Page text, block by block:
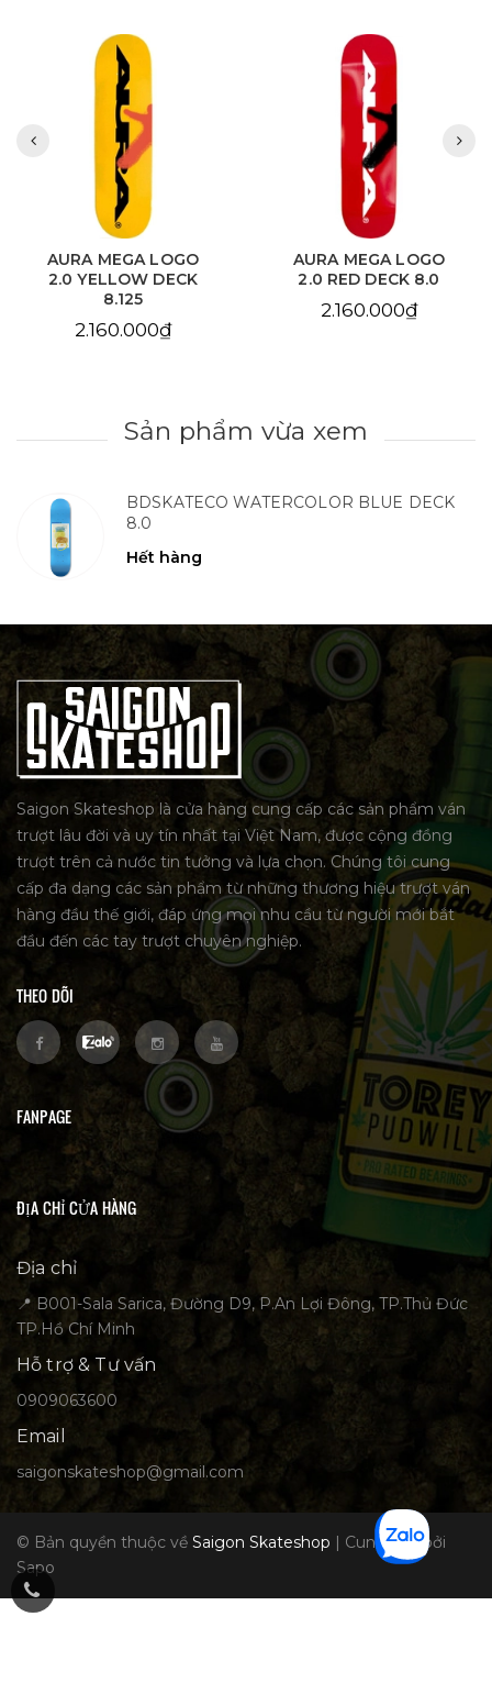
AURA MEGA LOGO
2.0 YELLOW DECK
8.125
2.160.000₫
AURA MEGA LOGO
2.0 RED DECK 8.0
2.160.000₫
Sản phẩm vừa xem
BDSKATECO WATERCOLOR BLUE DECK
8.0
Hết hàng
Saigon Skateshop là cửa hàng cung cấp các sản phẩm ván
trượt lâu đời và uy tín nhất tại Việt Nam, được cộng đồng
trượt trên cả nước tin tưởng và lựa chọn. Chúng tôi cung
cấp đa dạng các sản phẩm từ những thương hiệu trượt ván
hàng đầu thế giới, đáp ứng mọi nhu cầu từ người mới bắt
đầu đến các tay trượt chuyên nghiệp.
THEO DÕI
FANPAGE
ĐỊA CHỈ CỬA HÀNG
Địa chỉ
📍 B001-Sala Sarica, Đường D9, P.An Lợi Đông, TP.Thủ Đức
TP.Hồ Chí Minh
Hỗ trợ & Tư vấn
0909063600
Email
saigonskateshop@gmail.com
© Bản quyền thuộc về Saigon Skateshop | Cung cấp bởi
Sapo